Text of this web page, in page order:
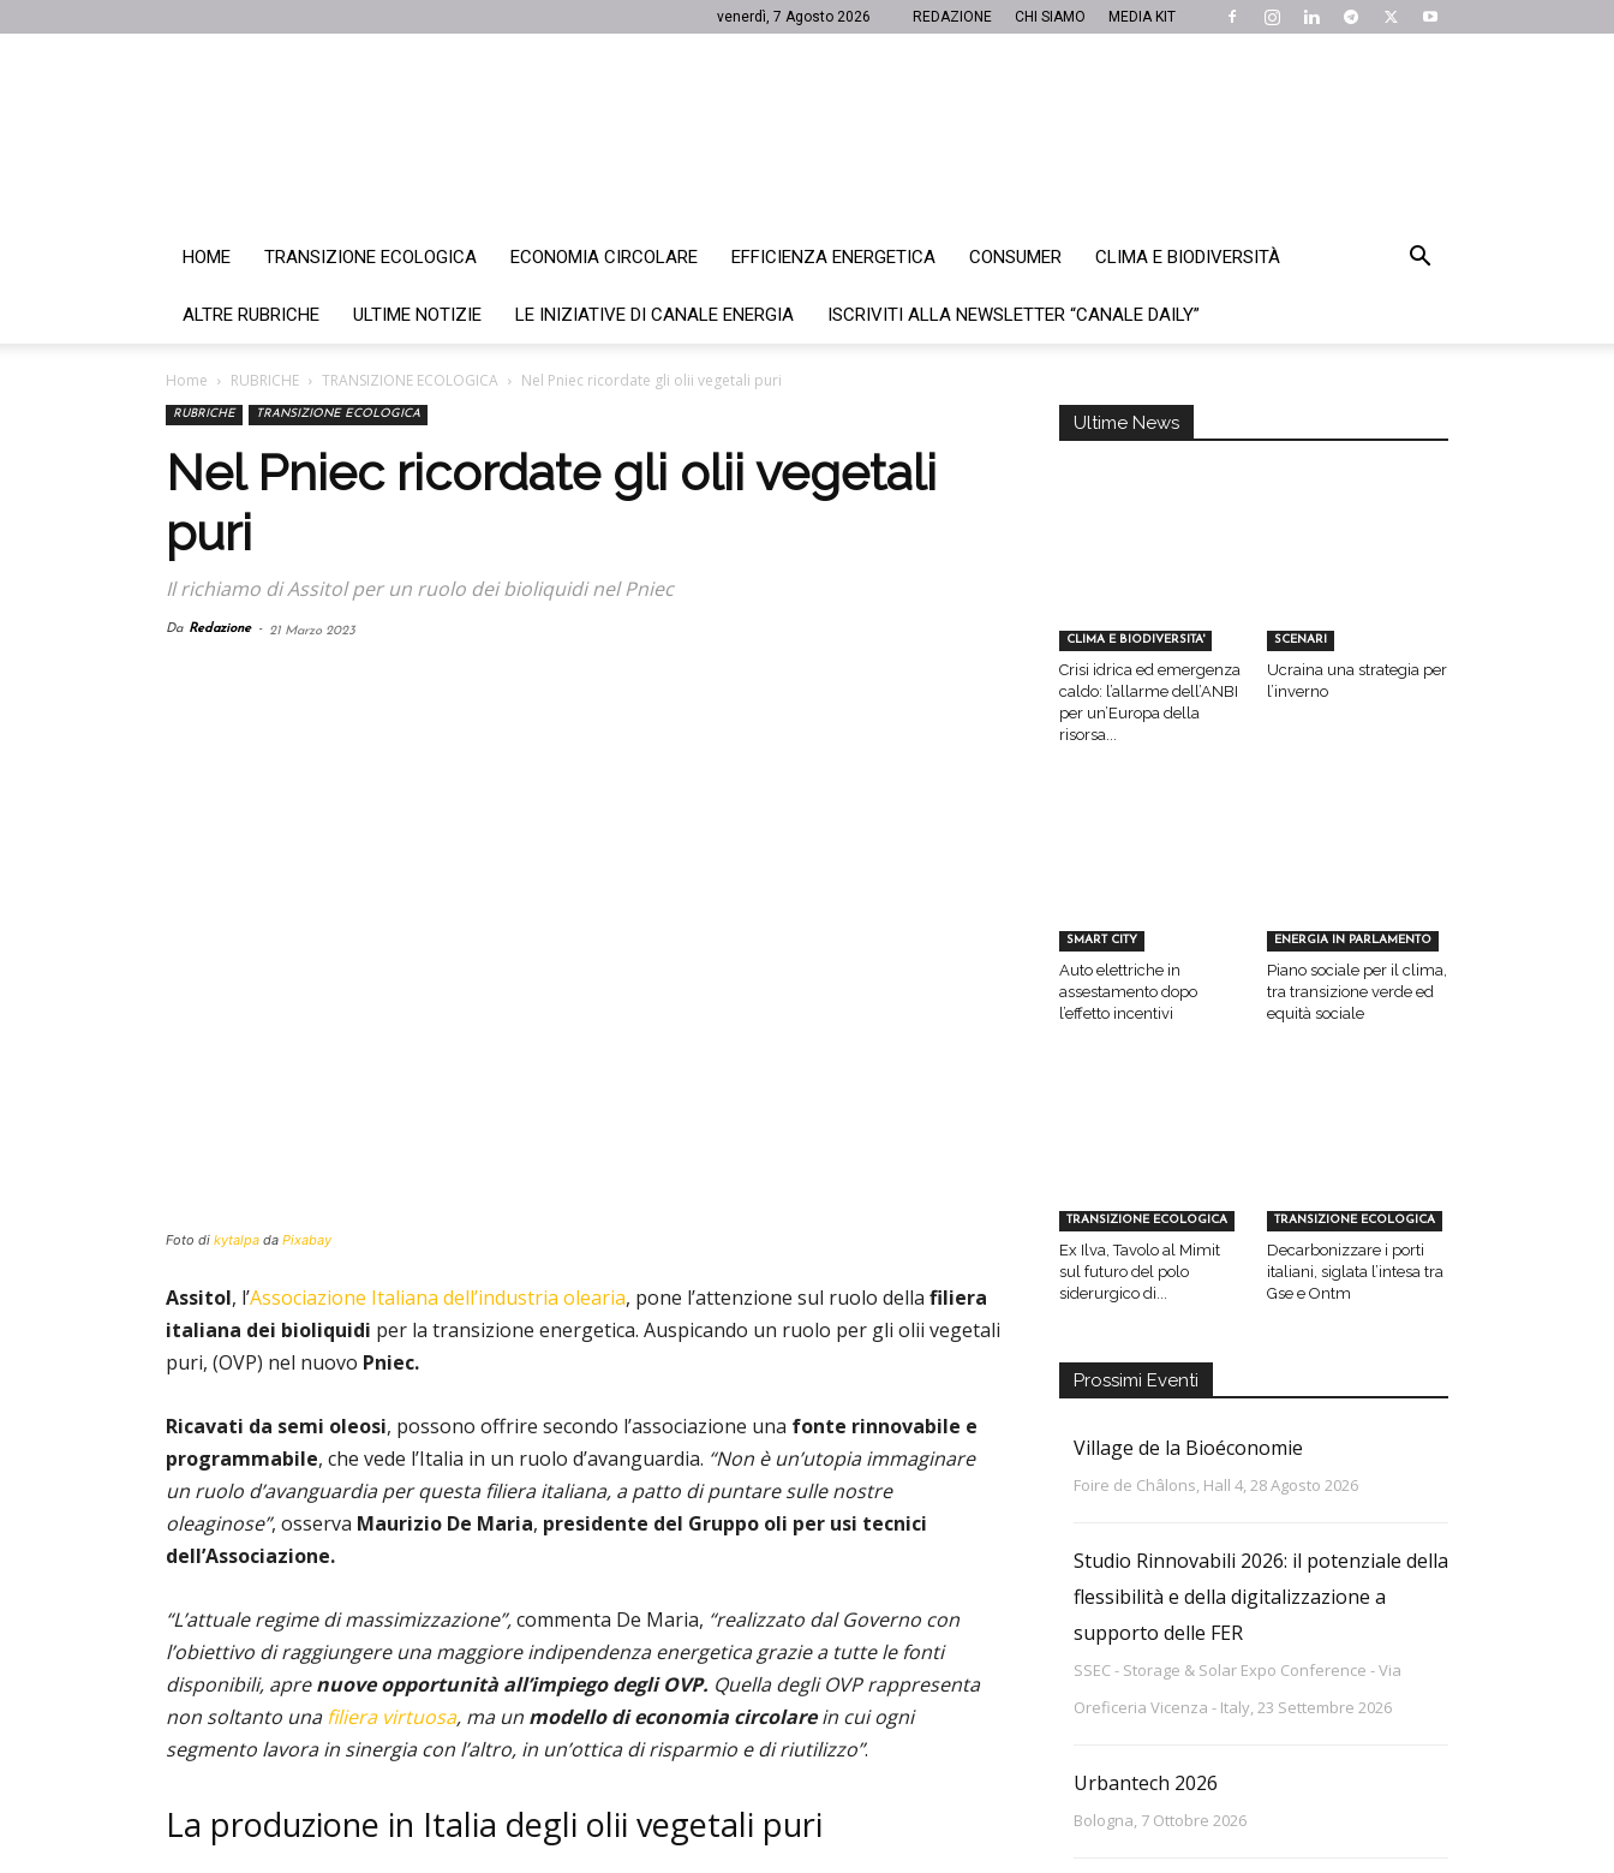
venerdì, 7 Agosto 2026 REDAZIONE CHI SIAMO MEDIA KIT
HOME TRANSIZIONE ECOLOGICA ECONOMIA CIRCOLARE EFFICIENZA ENERGETICA CONSUMER CLIMA E BIODIVERSITÀ
ALTRE RUBRICHE ULTIME NOTIZIE LE INIZIATIVE DI CANALE ENERGIA ISCRIVITI ALLA NEWSLETTER “CANALE DAILY”
Home RUBRICHE TRANSIZIONE ECOLOGICA Nel Pniec ricordate gli olii vegetali puri
RUBRICHE TRANSIZIONE ECOLOGICA
Nel Pniec ricordate gli olii vegetali
puri
Il richiamo di Assitol per un ruolo dei bioliquidi nel Pniec
Da Redazione - 21 Marzo 2023
Foto di kytalpa da Pixabay
Assitol, l’Associazione Italiana dell’industria olearia, pone l’attenzione sul ruolo della filiera
italiana dei bioliquidi per la transizione energetica. Auspicando un ruolo per gli olii vegetali
puri, (OVP) nel nuovo Pniec.
Ricavati da semi oleosi, possono offrire secondo l’associazione una fonte rinnovabile e
programmabile, che vede l’Italia in un ruolo d’avanguardia. “Non è un’utopia immaginare
un ruolo d’avanguardia per questa filiera italiana, a patto di puntare sulle nostre
oleaginose”, osserva Maurizio De Maria, presidente del Gruppo oli per usi tecnici
dell’Associazione.
“L’attuale regime di massimizzazione”,commenta De Maria, “realizzato dal Governo con
l’obiettivo di raggiungere una maggiore indipendenza energetica grazie a tutte le fonti
disponibili, aprenuove opportunità all’impiego degli OVP. Quella degli OVP rappresenta
non soltanto unafiliera virtuosa, ma un modello di economia circolare in cui ogni
segmento lavora in sinergia con l’altro, in un’ottica di risparmio e di riutilizzo”.
La produzione in Italia degli olii vegetali puri
Ultime News
CLIMA E BIODIVERSITA'
Crisi idrica ed emergenza
caldo: l’allarme dell’ANBI
per un’Europa della
risorsa...
SCENARI
Ucraina una strategia per
l’inverno
SMART CITY
Auto elettriche in
assestamento dopo
l’effetto incentivi
ENERGIA IN PARLAMENTO
Piano sociale per il clima,
tra transizione verde ed
equità sociale
TRANSIZIONE ECOLOGICA
Ex Ilva, Tavolo al Mimit
sul futuro del polo
siderurgico di...
TRANSIZIONE ECOLOGICA
Decarbonizzare i porti
italiani, siglata l’intesa tra
Gse e Ontm
Prossimi Eventi
Village de la Bioéconomie
Foire de Châlons, Hall 4, 28 Agosto 2026
Studio Rinnovabili 2026: il potenziale della
flessibilità e della digitalizzazione a
supporto delle FER
SSEC - Storage & Solar Expo Conference - Via
Oreficeria Vicenza - Italy, 23 Settembre 2026
Urbantech 2026
Bologna, 7 Ottobre 2026